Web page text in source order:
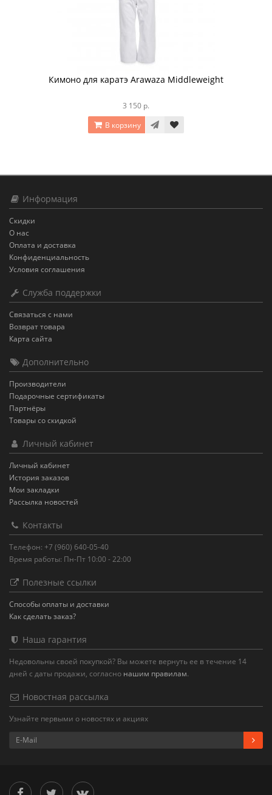
Кимоно для каратэ Arawaza Middleweight
3 150 р.
В корзину
Информация
Скидки
О нас
Оплата и доставка
Конфиденциальность
Условия соглашения
Служба поддержки
Связаться с нами
Возврат товара
Карта сайта
Дополнительно
Производители
Подарочные сертификаты
Партнёры
Товары со скидкой
Личный кабинет
Личный кабинет
История заказов
Мои закладки
Рассылка новостей
Контакты
Телефон: +7 (960) 640-05-40
Время работы: Пн-Пт 10:00 - 22:00
Полезные ссылки
Способы оплаты и доставки
Как сделать заказ?
Наша гарантия
Недовольны своей покупкой? Вы можете вернуть ее в течение 14
дней с даты продажи, согласно нашим правилам.
Новостная рассылка
Узнайте первыми о новостях и акциях